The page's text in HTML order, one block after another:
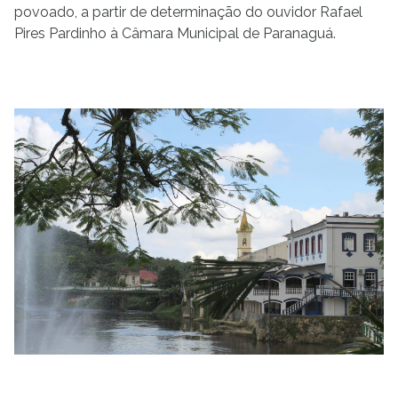
povoado, a partir de determinação do ouvidor Rafael
Pires Pardinho à Câmara Municipal de Paranaguá.